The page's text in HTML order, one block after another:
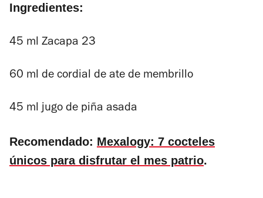
Ingredientes:
45 ml Zacapa 23
60 ml de cordial de ate de membrillo
45 ml jugo de piña asada
Recomendado: Mexalogy: 7 cocteles
únicos para disfrutar el mes patrio.